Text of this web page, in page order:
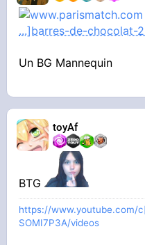
...]barres-de-chocolat-
Un BG Mannequin
toyAf
BTG
https://www.youtube.com/
SOMI7P3A/videos